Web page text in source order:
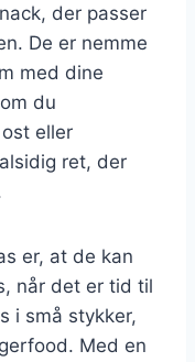
der passer
De er nemme
med dine
du
eller
ret, der
er, at de kan
når det er tid til
i små stykker,
Med en